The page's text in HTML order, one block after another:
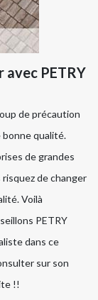
avec PETRY
de précaution
bonne qualité.
de grandes
de changer
Voilà
PETRY
dans ce
sur son
!!